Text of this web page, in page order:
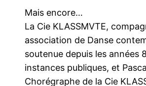
Mais encore…
La Cie KLASSMVTE,
association de Danse
soutenue depuis les années
instances publiques, et
Chorégraphe de la Cie